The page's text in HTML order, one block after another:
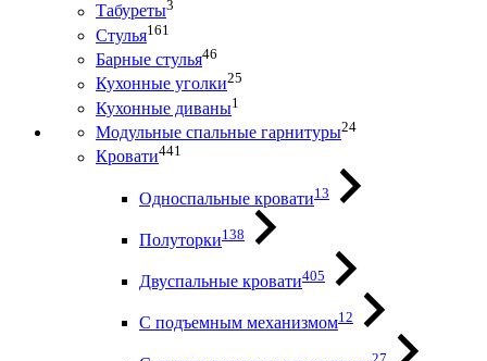
Табуреты3
Стулья161
Барные стулья46
Кухонные уголки25
Кухонные диваны1
Модульные спальные гарнитуры24
Кровати441
Односпальные кровати13
Полуторки138
Двуспальные кровати405
С подъемным механизмом12
27